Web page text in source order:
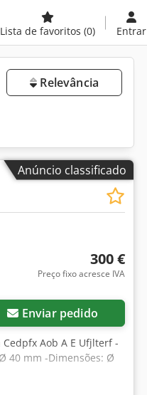
Lista de favoritos (0) Entrar
Relevância
Anúncio classificado
300 €
Preço fixo acresce IVA
Enviar pedido
Aob A E Ufjlterf -
40 mm -Dimensões: Ø